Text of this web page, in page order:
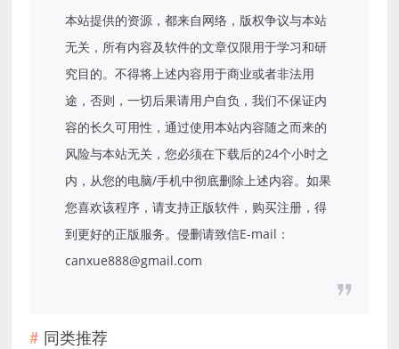
本站提供的资源，都来自网络，版权争议与本站
无关，所有内容及软件的文章仅限用于学习和研
究目的。不得将上述内容用于商业或者非法用
途，否则，一切后果请用户自负，我们不保证内
容的长久可用性，通过使用本站内容随之而来的
风险与本站无关，您必须在下载后的24个小时之
内，从您的电脑/手机中彻底删除上述内容。如果
您喜欢该程序，请支持正版软件，购买注册，得
到更好的正版服务。侵删请致信E-mail：
canxue888@gmail.com
同类推荐